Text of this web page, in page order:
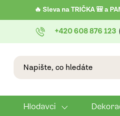
🔥 Sleva na TRIČKA 🎒 a
+420 608 876 123
Hlodavci